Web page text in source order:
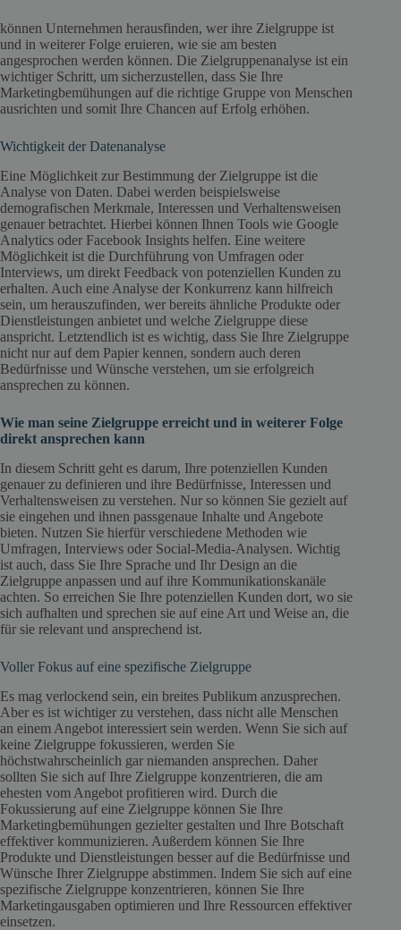
können Unternehmen herausfinden, wer ihre Zielgruppe ist
und in weiterer Folge eruieren, wie sie am besten
angesprochen werden können. Die Zielgruppenanalyse ist ein
wichtiger Schritt, um sicherzustellen, dass Sie Ihre
Marketingbemühungen auf die richtige Gruppe von Menschen
ausrichten und somit Ihre Chancen auf Erfolg erhöhen.
Wichtigkeit der Datenanalyse
Eine Möglichkeit zur Bestimmung der Zielgruppe ist die
Analyse von Daten. Dabei werden beispielsweise
demografischen Merkmale, Interessen und Verhaltensweisen
genauer betrachtet. Hierbei können Ihnen Tools wie Google
Analytics oder Facebook Insights helfen. Eine weitere
Möglichkeit ist die Durchführung von Umfragen oder
Interviews, um direkt Feedback von potenziellen Kunden zu
erhalten. Auch eine Analyse der Konkurrenz kann hilfreich
sein, um herauszufinden, wer bereits ähnliche Produkte oder
Dienstleistungen anbietet und welche Zielgruppe diese
anspricht. Letztendlich ist es wichtig, dass Sie Ihre Zielgruppe
nicht nur auf dem Papier kennen, sondern auch deren
Bedürfnisse und Wünsche verstehen, um sie erfolgreich
ansprechen zu können.
Wie man seine Zielgruppe erreicht und in weiterer Folge
direkt ansprechen kann
In diesem Schritt geht es darum, Ihre potenziellen Kunden
genauer zu definieren und ihre Bedürfnisse, Interessen und
Verhaltensweisen zu verstehen. Nur so können Sie gezielt auf
sie eingehen und ihnen passgenaue Inhalte und Angebote
bieten. Nutzen Sie hierfür verschiedene Methoden wie
Umfragen, Interviews oder Social-Media-Analysen. Wichtig
ist auch, dass Sie Ihre Sprache und Ihr Design an die
Zielgruppe anpassen und auf ihre Kommunikationskanäle
achten. So erreichen Sie Ihre potenziellen Kunden dort, wo sie
sich aufhalten und sprechen sie auf eine Art und Weise an, die
für sie relevant und ansprechend ist.
Voller Fokus auf eine spezifische Zielgruppe
Es mag verlockend sein, ein breites Publikum anzusprechen.
Aber es ist wichtiger zu verstehen, dass nicht alle Menschen
an einem Angebot interessiert sein werden. Wenn Sie sich auf
keine Zielgruppe fokussieren, werden Sie
höchstwahrscheinlich gar niemanden ansprechen. Daher
sollten Sie sich auf Ihre Zielgruppe konzentrieren, die am
ehesten vom Angebot profitieren wird. Durch die
Fokussierung auf eine Zielgruppe können Sie Ihre
Marketingbemühungen gezielter gestalten und Ihre Botschaft
effektiver kommunizieren. Außerdem können Sie Ihre
Produkte und Dienstleistungen besser auf die Bedürfnisse und
Wünsche Ihrer Zielgruppe abstimmen. Indem Sie sich auf eine
spezifische Zielgruppe konzentrieren, können Sie Ihre
Marketingausgaben optimieren und Ihre Ressourcen effektiver
einsetzen.